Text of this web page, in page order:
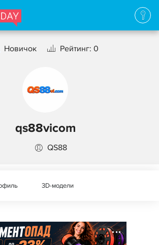
Новичок Рейтинг: 0
qs88vicom
QS88
3D-модели